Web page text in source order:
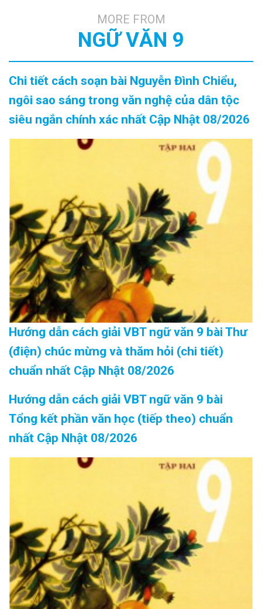
MORE FROM
NGỮ VĂN 9
Chi tiết cách soạn bài Nguyễn Đình Chiểu,
ngôi sao sáng trong văn nghệ của dân tộc
siêu ngắn chính xác nhất Cập Nhật 08/2026
Hướng dẫn cách giải VBT ngữ văn 9 bài Thư
(điện) chúc mừng và thăm hỏi (chi tiết)
chuẩn nhất Cập Nhật 08/2026
Hướng dẫn cách giải VBT ngữ văn 9 bài
Tổng kết phần văn học (tiếp theo) chuẩn
nhất Cập Nhật 08/2026